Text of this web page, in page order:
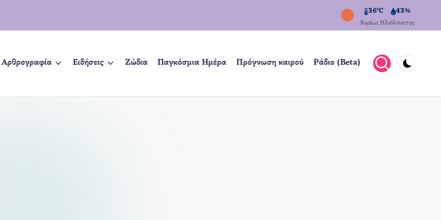
36°C 43%
Κυρίως Ηλιόλουστος
Αρθρογραφία Ειδήσεις Ζώδια Παγκόσμια Ημέρα Πρόγνωση καιρού Ράδιο (Beta)